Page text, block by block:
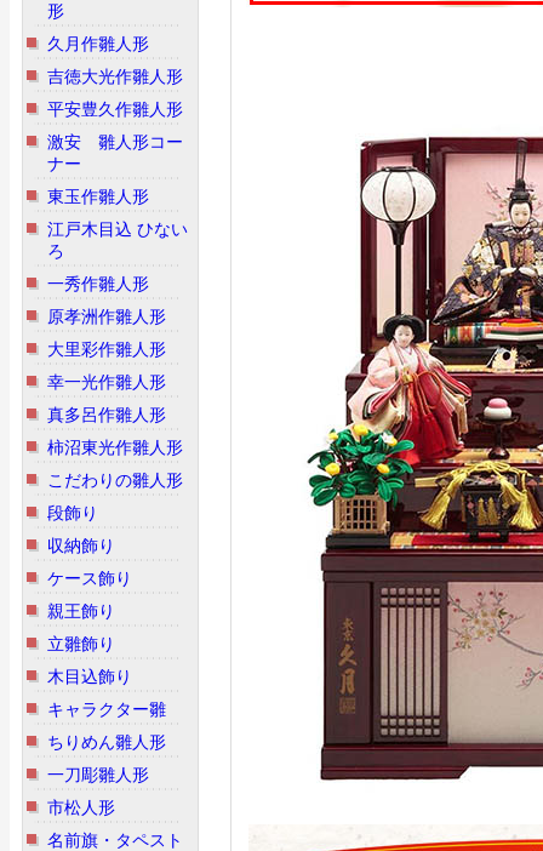
形
久月作雛人形
吉徳大光作雛人形
平安豊久作雛人形
激安 雛人形コー
ナー
東玉作雛人形
江戸木目込 ひない
ろ
一秀作雛人形
原孝洲作雛人形
大里彩作雛人形
幸一光作雛人形
真多呂作雛人形
柿沼東光作雛人形
こだわりの雛人形
段飾り
収納飾り
ケース飾り
親王飾り
立雛飾り
木目込飾り
キャラクター雛
ちりめん雛人形
一刀彫雛人形
市松人形
名前旗・タペスト